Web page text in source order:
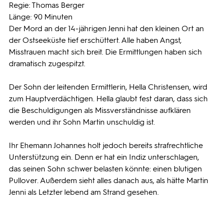
Regie: Thomas Berger
Länge: 90 Minuten
Der Mord an der 14-jährigen Jenni hat den kleinen Ort an
der Ostseeküste tief erschüttert. Alle haben Angst,
Misstrauen macht sich breit. Die Ermittlungen haben sich
dramatisch zugespitzt.
Der Sohn der leitenden Ermittlerin, Hella Christensen, wird
zum Hauptverdächtigen. Hella glaubt fest daran, dass sich
die Beschuldigungen als Missverständnisse aufklären
werden und ihr Sohn Martin unschuldig ist.
Ihr Ehemann Johannes holt jedoch bereits strafrechtliche
Unterstützung ein. Denn er hat ein Indiz unterschlagen,
das seinen Sohn schwer belasten könnte: einen blutigen
Pullover. Außerdem sieht alles danach aus, als hätte Martin
Jenni als Letzter lebend am Strand gesehen.